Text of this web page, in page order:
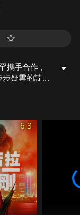
攜手合作，
步疑雲的諜報
6.3